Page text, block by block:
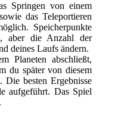
Springen von einem
das Teleportieren
Speicherpunkte
aber die Anzahl der
deines Laufs ändern.
Planeten abschließt,
du später von diesem
Die besten Ergebnisse
aufgeführt. Das Spiel